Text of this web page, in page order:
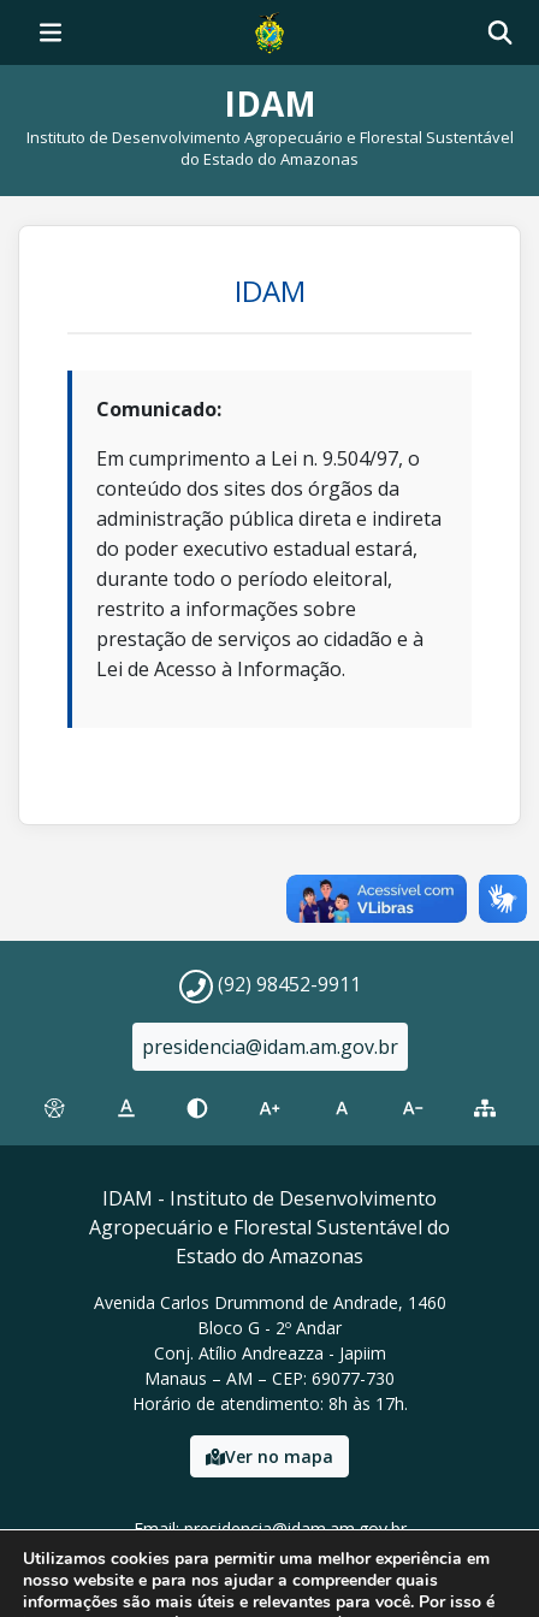
IDAM
Instituto de Desenvolvimento Agropecuário e Florestal Sustentável
do Estado do Amazonas
IDAM
Comunicado:
Em cumprimento a Lei n. 9.504/97, o
conteúdo dos sites dos órgãos da
administração pública direta e indireta
do poder executivo estadual estará,
durante todo o período eleitoral,
restrito a informações sobre
prestação de serviços ao cidadão e à
Lei de Acesso à Informação.
(92) 98452-9911
presidencia@idam.am.gov.br
IDAM - Instituto de Desenvolvimento
Agropecuário e Florestal Sustentável do
Estado do Amazonas
Avenida Carlos Drummond de Andrade, 1460
Bloco G - 2º Andar
Conj. Atílio Andreazza - Japiim
Manaus – AM – CEP: 69077-730
Horário de atendimento: 8h às 17h.
Ver no mapa
Email: presidencia@idam.am.gov.br
Tel: (92) 98452-9911
Utilizamos cookies para permitir uma melhor experiência em
nosso website e para nos ajudar a compreender quais
informações são mais úteis e relevantes para você. Por isso é